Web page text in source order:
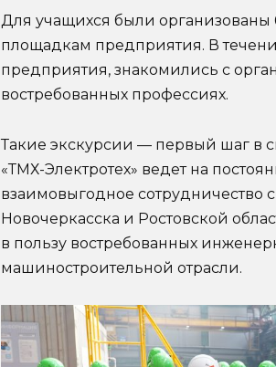
Для учащихся были
площадкам предприятия. В
предприятия, знакомились с
востребованных профессиях.
Такие экскурсии — первый шаг в
«ТМХ-Электротех» ведет на
взаимовыгодное
Новочеркасска и Ростовской
в пользу востребованных
машиностроительной отрасли.